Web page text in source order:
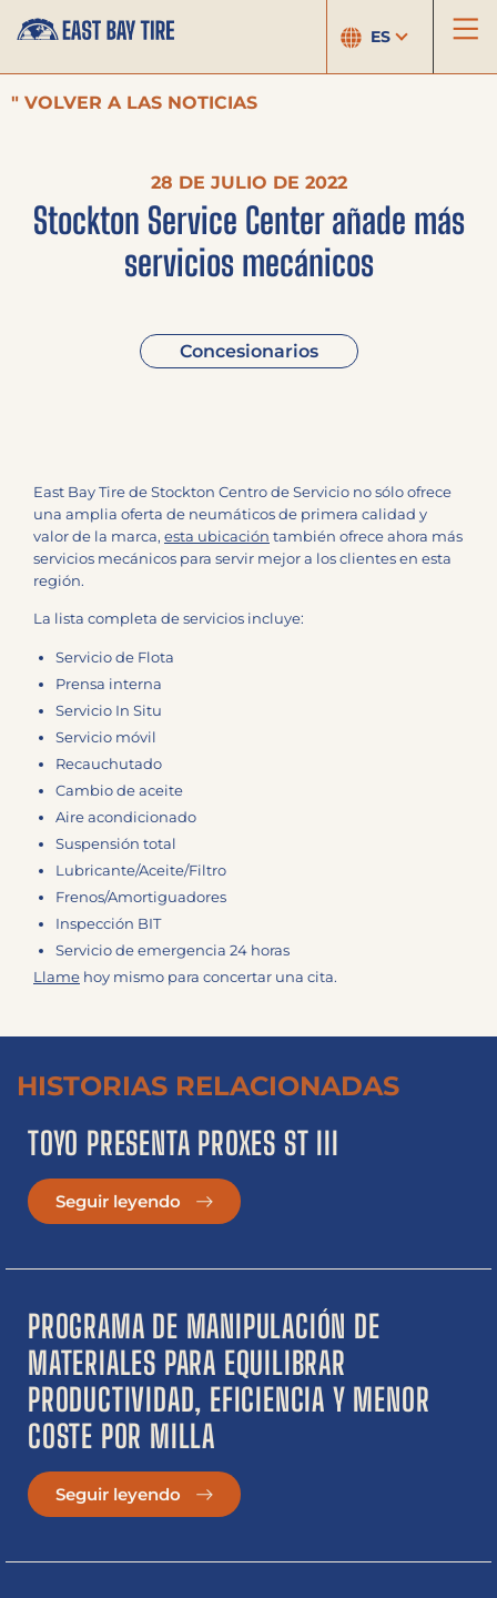
ES
" VOLVER A LAS NOTICIAS
28 DE JULIO DE 2022
Stockton Service Center añade más
servicios mecánicos
Concesionarios
East Bay Tire de Stockton Centro de Servicio no sólo ofrece
una amplia oferta de neumáticos de primera calidad y
valor de la marca, esta ubicación también ofrece ahora más
servicios mecánicos para servir mejor a los clientes en esta
región.
La lista completa de servicios incluye:
Servicio de Flota
Prensa interna
Servicio In Situ
Servicio móvil
Recauchutado
Cambio de aceite
Aire acondicionado
Suspensión total
Lubricante/Aceite/Filtro
Frenos/Amortiguadores
Inspección BIT
Servicio de emergencia 24 horas
Llame hoy mismo para concertar una cita.
HISTORIAS RELACIONADAS
TOYO PRESENTA PROXES ST III
Seguir leyendo
PROGRAMA DE MANIPULACIÓN DE
MATERIALES PARA EQUILIBRAR
PRODUCTIVIDAD, EFICIENCIA Y MENOR
COSTE POR MILLA
Seguir leyendo